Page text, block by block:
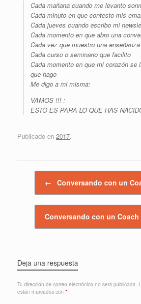
Cada mañana cuando me levanto
Cada minuto en que contesto mis
Cada jueves cuando escribo mi
Cada momento en que abro una
Cada vez que muestro una enseñanza
Cada curso o seminario que facilito
Cada momento en que mi corazón se
que hago
Me digo a mi misma:
VAMOS !!! :
ESTO ES PARA LO QUE HAS
Publicado en 2017.
← Conversando con un
Conversando con un
Deja una respuesta
Tu dirección de correo electrónico no será publicada.
están marcados con *